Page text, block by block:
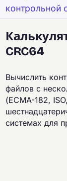
контрольной
CRC64
Вычислить
файлов с
(ECMA-182,
системах для